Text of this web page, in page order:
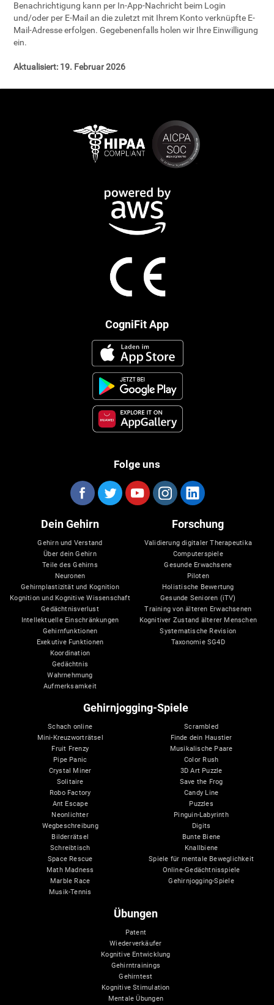
Benachrichtigung kann per In-App-Nachricht beim Login
und/oder per E-Mail an die zuletzt mit Ihrem Konto verknüpfte E-
Mail-Adresse erfolgen. Gegebenenfalls holen wir Ihre Einwilligung
ein.
Aktualisiert: 19. Februar 2026
CogniFit App
Folge uns
Dein Gehirn
Gehirn und Verstand
Über dein Gehirn
Teile des Gehirns
Neuronen
Gehirnplastizität und Kognition
Kognition und Kognitive Wissenschaft
Gedächtnisverlust
Intellektuelle Einschränkungen
Gehirnfunktionen
Exekutive Funktionen
Koordination
Gedächtnis
Wahrnehmung
Aufmerksamkeit
Forschung
Validierung digitaler Therapeutika
Computerspiele
Gesunde Erwachsene
Piloten
Holistische Bewertung
Gesunde Senioren (iTV)
Training von älteren Erwachsenen
Kognitiver Zustand älterer Menschen
Systematische Revision
Taxonomie SG4D
Gehirnjogging-Spiele
Schach online
Mini-Kreuzworträtsel
Fruit Frenzy
Pipe Panic
Crystal Miner
Solitaire
Robo Factory
Ant Escape
Neonlichter
Wegbeschreibung
Bilderrätsel
Schreibtisch
Space Rescue
Math Madness
Marble Race
Musik-Tennis
Scrambled
Finde dein Haustier
Musikalische Paare
Color Rush
3D Art Puzzle
Save the Frog
Candy Line
Puzzles
Pinguin-Labyrinth
Digits
Bunte Biene
Knallbiene
Spiele für mentale Beweglichkeit
Online-Gedächtnisspiele
Gehirnjogging-Spiele
Übungen
Patent
Wiederverkäufer
Kognitive Entwicklung
Gehirntrainings
Gehirntest
Kognitive Stimulation
Mentale Übungen